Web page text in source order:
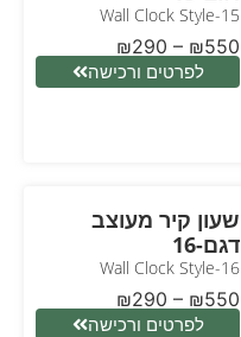
Wall Clock Style-15
₪290 – ₪550
לפרטים ורכישה
שעון קיר מעוצב
דגם-16
Wall Clock Style-16
₪290 – ₪550
לפרטים ורכישה